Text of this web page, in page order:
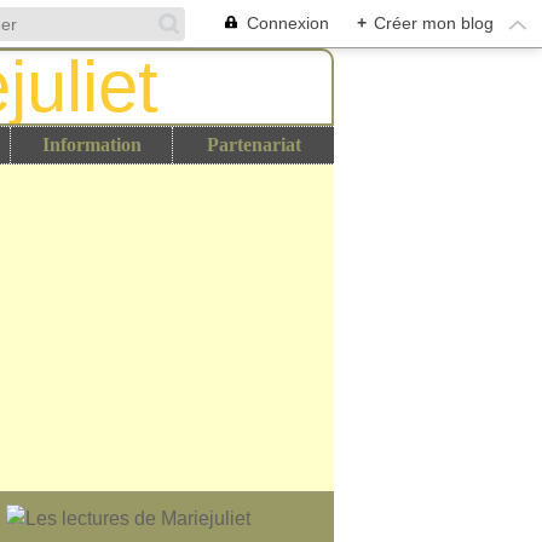
Connexion + Créer mon blog
Information Partenariat